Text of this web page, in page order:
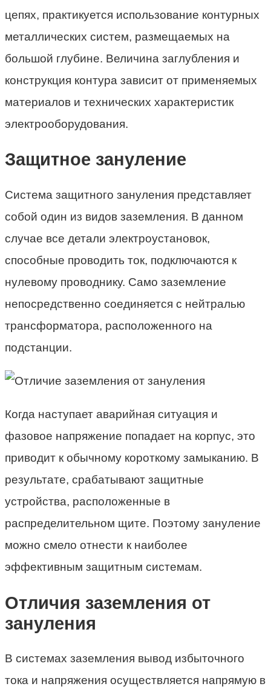
цепях, практикуется использование контурных
металлических систем, размещаемых на
большой глубине. Величина заглубления и
конструкция контура зависит от применяемых
материалов и технических характеристик
электрооборудования.
Защитное зануление
Система защитного зануления представляет
собой один из видов заземления. В данном
случае все детали электроустановок,
способные проводить ток, подключаются к
нулевому проводнику. Само заземление
непосредственно соединяется с нейтралью
трансформатора, расположенного на
подстанции.
Когда наступает аварийная ситуация и
фазовое напряжение попадает на корпус, это
приводит к обычному короткому замыканию. В
результате, срабатывают защитные
устройства, расположенные в
распределительном щите. Поэтому зануление
можно смело отнести к наиболее
эффективным защитным системам.
Отличия заземления от
зануления
В системах заземления вывод избыточного
тока и напряжения осуществляется напрямую в